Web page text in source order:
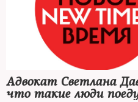
Адвокат Светлана
что такие люди